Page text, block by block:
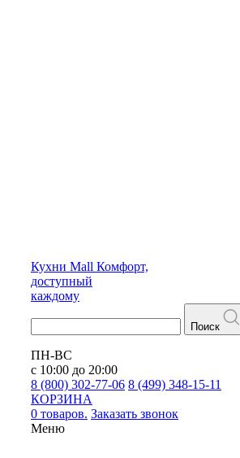
Кухни Mall Комфорт,
доступный
каждому
Поиск
ПН-ВС
с 10:00 до 20:00
8 (800) 302-77-06 8 (499) 348-15-11
КОРЗИНА
0 товаров. Заказать звонок
Меню